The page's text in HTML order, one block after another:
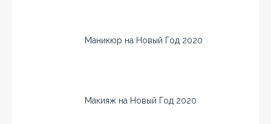
Маникюр на Новый Год 2020
Макияж на Новый Год 2020